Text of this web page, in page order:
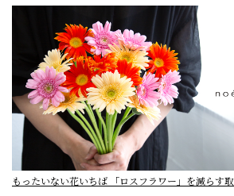
もったいない花いちば 「ロスフラワー」を減らす